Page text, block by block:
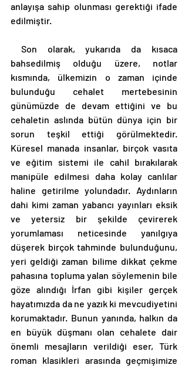
anlayışa sahip olunması gerektiği ifade
edilmiştir.
bahsedilmiş olduğu üzere, notlar
kısmında, ülkemizin o zaman içinde
bulunduğu cehalet mertebesinin
günümüzde de devam ettiğini ve bu
cehaletin aslında bütün dünya için bir
sorun teşkil ettiği görülmektedir.
Küresel manada insanlar, birçok vasıta
ve eğitim sistemi ile cahil bırakılarak
manipüle edilmesi daha kolay canlılar
haline getirilme yolundadır. Aydınların
dahi kimi zaman yabancı yayınları eksik
ve yetersiz bir şekilde çevirerek
yorumlaması neticesinde yanılgıya
düşerek birçok tahminde bulunduğunu,
yeri geldiği zaman bilime dikkat çekme
pahasına topluma yalan söylemenin bile
göze alındığı İrfan gibi kişiler gerçek
hayatımızda da ne yazık ki mevcudiyetini
korumaktadır. Bunun yanında, halkın da
en büyük düşmanı olan cehalete dair
önemli mesajların verildiği eser, Türk
roman klasikleri arasında geçmişimize